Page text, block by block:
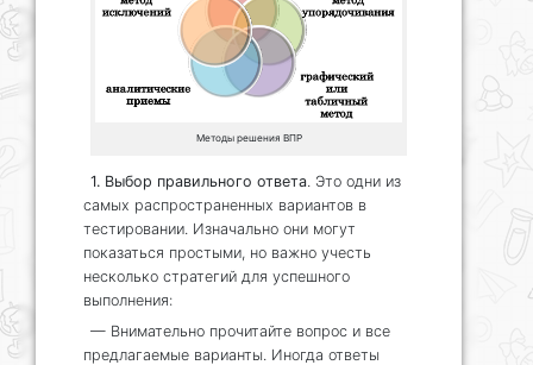
Методы решения ВПР
1. Выбор правильного ответа . Это одни из
самых распространенных вариантов в
тестировании. Изначально они могут
показаться простыми, но важно учесть
несколько стратегий для успешного
выполнения:
— Внимательно прочитайте вопрос и все
предлагаемые варианты. Иногда ответы